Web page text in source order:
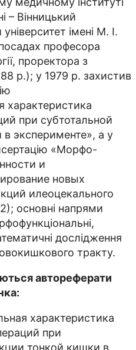
– Вінницький
імені М. І.
професора
проректора з
р.); у 1979 р. захистив
характеристика
при субтотальной
эксперименте», а у
«Морфо-
и
новых
илеоцекального
основні напрями
дослідження
тракту.
автореферати
характеристика
при
тонкой кишки в